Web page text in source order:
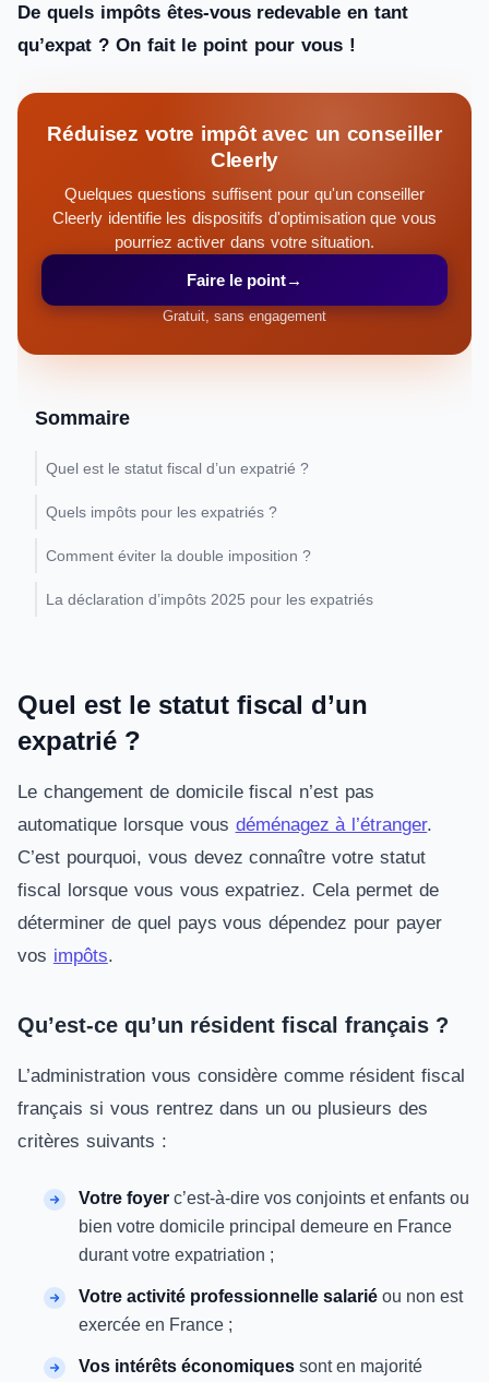
De quels impôts êtes-vous redevable en tant
qu’expat ? On fait le point pour vous !
Réduisez votre impôt avec un conseiller
Cleerly
Quelques questions suffisent pour qu'un conseiller
Cleerly identifie les dispositifs d'optimisation que vous
pourriez activer dans votre situation.
Faire le point→
Gratuit, sans engagement
Sommaire
Quel est le statut fiscal d’un expatrié ?
Quels impôts pour les expatriés ?
Comment éviter la double imposition ?
La déclaration d’impôts 2025 pour les expatriés
Quel est le statut fiscal d’un
expatrié ?
Le changement de domicile fiscal n’est pas
automatique lorsque vous déménagez à l’étranger.
C’est pourquoi, vous devez connaître votre statut
fiscal lorsque vous vous expatriez. Cela permet de
déterminer de quel pays vous dépendez pour payer
vos impôts.
Qu’est-ce qu’un résident fiscal français ?
L’administration vous considère comme résident fiscal
français si vous rentrez dans un ou plusieurs des
critères suivants :
Votre foyer c’est-à-dire vos conjoints et enfants ou
bien votre domicile principal demeure en France
durant votre expatriation ;
Votre activité professionnelle salarié ou non est
exercée en France ;
Vos intérêts économiques sont en majorité